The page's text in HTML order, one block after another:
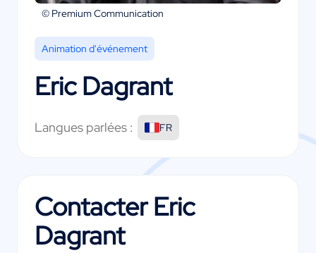
© Premium Communication
Animation d'événement
Eric Dagrant
Langues parlées : FR
ContacterEric
Dagrant